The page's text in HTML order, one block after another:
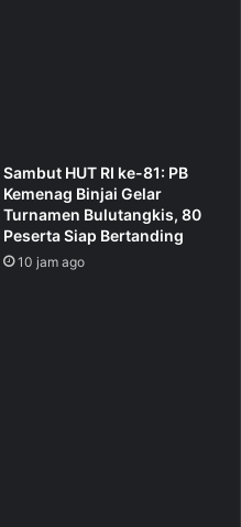
Sambut HUT RI ke-81: PB
Kemenag Binjai Gelar
Turnamen Bulutangkis, 80
Peserta Siap Bertanding
10 jam ago